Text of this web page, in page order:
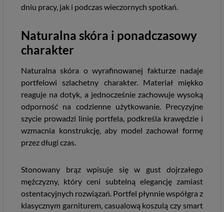
dniu pracy, jak i podczas wieczornych spotkań.
Naturalna skóra i ponadczasowy
charakter
Naturalna skóra o wyrafinowanej fakturze nadaje
portfelowi szlachetny charakter. Materiał miękko
reaguje na dotyk, a jednocześnie zachowuje wysoką
odporność na codzienne użytkowanie. Precyzyjne
szycie prowadzi linię portfela, podkreśla krawędzie i
wzmacnia konstrukcję, aby model zachował formę
przez długi czas.
Stonowany brąz wpisuje się w gust dojrzałego
mężczyzny, który ceni subtelną elegancję zamiast
ostentacyjnych rozwiązań. Portfel płynnie współgra z
klasycznym garniturem, casualową koszulą czy smart